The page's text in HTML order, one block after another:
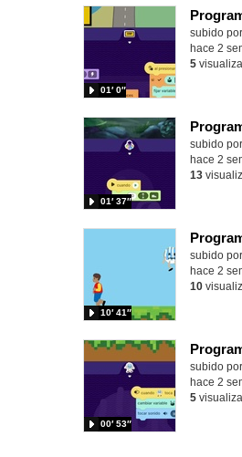
subido por
01′ 0″
hace 2
5
subido por
01′ 37″
hace 2
13
subido por
10′ 41″
hace 2
10
subido por
00′ 53″
hace 2
5